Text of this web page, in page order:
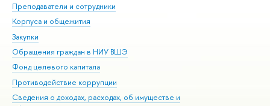
Преподаватели и сотрудники
Корпуса и общежития
Закупки
Обращения граждан в НИУ ВШЭ
Фонд целевого капитала
Противодействие коррупции
Сведения о доходах, расходах, об имуществе и